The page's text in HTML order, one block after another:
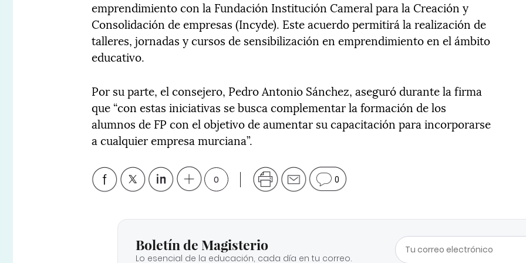
emprendimiento con la Fundación Institución Cameral para la Creación y
Consolidación de empresas (Incyde). Este acuerdo permitirá la realización de
talleres, jornadas y cursos de sensibilización en emprendimiento en el ámbito
educativo.
Por su parte, el consejero, Pedro Antonio Sánchez, aseguró durante la firma
que “con estas iniciativas se busca complementar la formación de los
alumnos de FP con el objetivo de aumentar su capacitación para incorporarse
a cualquier empresa murciana”.
0 0
Boletín de Magisterio
Lo esencial de la educación, cada día en tu correo.